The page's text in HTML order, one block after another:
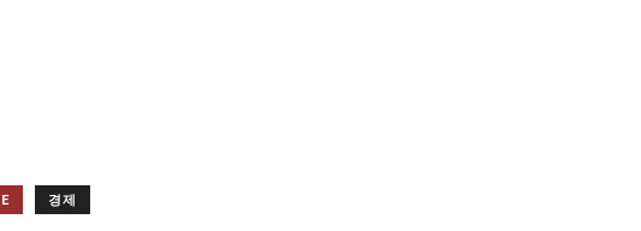
경제